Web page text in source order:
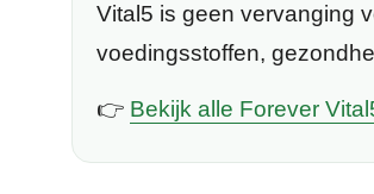
Vital5 is geen vervanging
voedingsstoffen,
👉 Bekijk alle Forever